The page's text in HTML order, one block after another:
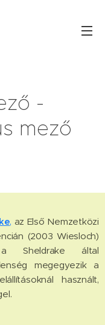
-
mező
, az Első Nemzetközi
(2003 Wiesloch)
Sheldrake által
megegyezik a
használt,